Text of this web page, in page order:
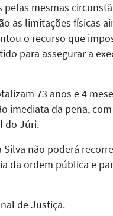
pelas mesmas
as limitações físicas
o recurso que
para assegurar a
73 anos e 4
imediata da pena,
do Júri.
Silva não poderá
da ordem pública e
de Justiça.